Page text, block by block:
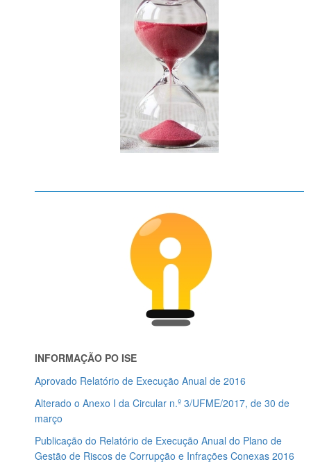
INFORMAÇÃO PO ISE
Aprovado Relatório de Execução Anual de 2016
Alterado o Anexo I da Circular n.º 3/UFME/2017, de 30 de
março
Publicação do Relatório de Execução Anual do Plano de
Gestão de Riscos de Corrupção e Infrações Conexas 2016